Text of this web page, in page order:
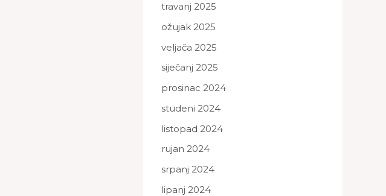
travanj 2025
ožujak 2025
veljača 2025
siječanj 2025
prosinac 2024
studeni 2024
listopad 2024
rujan 2024
srpanj 2024
lipanj 2024